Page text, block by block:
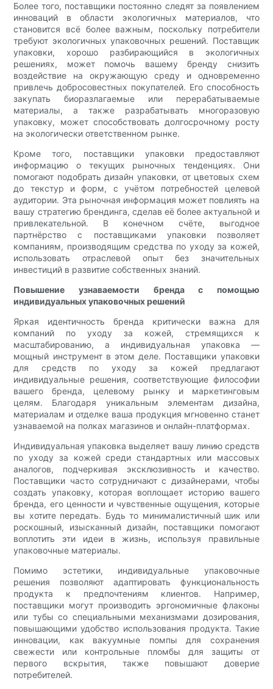
Более того, поставщики постоянно следят за появлением
инноваций в области экологичных материалов, что
становится всё более важным, поскольку потребители
требуют экологичных упаковочных решений. Поставщик
упаковки, хорошо разбирающийся в экологичных
решениях, может помочь вашему бренду снизить
воздействие на окружающую среду и одновременно
привлечь добросовестных покупателей. Его способность
закупать биоразлагаемые или перерабатываемые
материалы, а также разрабатывать многоразовую
упаковку, может способствовать долгосрочному росту
на экологически ответственном рынке.
Кроме того, поставщики упаковки предоставляют
информацию о текущих рыночных тенденциях. Они
помогают подобрать дизайн упаковки, от цветовых схем
до текстур и форм, с учётом потребностей целевой
аудитории. Эта рыночная информация может повлиять на
вашу стратегию брендинга, сделав её более актуальной и
привлекательной. В конечном счёте, выгодное
партнёрство с поставщиками упаковки позволяет
компаниям, производящим средства по уходу за кожей,
использовать отраслевой опыт без значительных
инвестиций в развитие собственных знаний.
Повышение узнаваемости бренда с помощью
индивидуальных упаковочных решений
Яркая идентичность бренда критически важна для
компаний по уходу за кожей, стремящихся к
масштабированию, а индивидуальная упаковка —
мощный инструмент в этом деле. Поставщики упаковки
для средств по уходу за кожей предлагают
индивидуальные решения, соответствующие философии
вашего бренда, целевому рынку и маркетинговым
целям. Благодаря уникальным элементам дизайна,
материалам и отделке ваша продукция мгновенно станет
узнаваемой на полках магазинов и онлайн-платформах.
Индивидуальная упаковка выделяет вашу линию средств
по уходу за кожей среди стандартных или массовых
аналогов, подчеркивая эксклюзивность и качество.
Поставщики часто сотрудничают с дизайнерами, чтобы
создать упаковку, которая воплощает историю вашего
бренда, его ценности и чувственные ощущения, которые
вы хотите передать. Будь то минималистичный шик или
роскошный, изысканный дизайн, поставщики помогают
воплотить эти идеи в жизнь, используя правильные
упаковочные материалы.
Помимо эстетики, индивидуальные упаковочные
решения позволяют адаптировать функциональность
продукта к предпочтениям клиентов. Например,
поставщики могут производить эргономичные флаконы
или тубы со специальными механизмами дозирования,
повышающими удобство использования продукта. Такие
инновации, как вакуумные помпы для сохранения
свежести или контрольные пломбы для защиты от
первого вскрытия, также повышают доверие
потребителей.